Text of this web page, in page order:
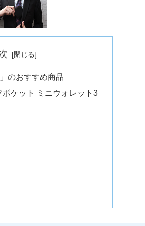
のおすすめ商品
ケット ミニウォレット3